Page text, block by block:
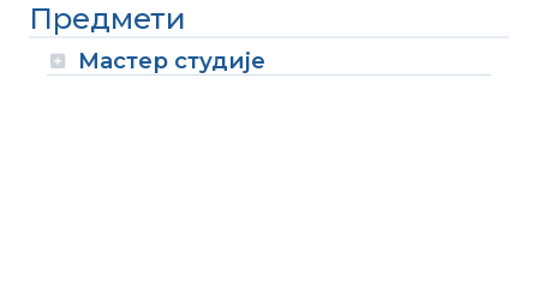
Предмети
Мастер студије